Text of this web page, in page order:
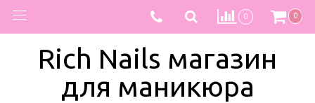
0 0
Rich Nails магазин
для маникюра